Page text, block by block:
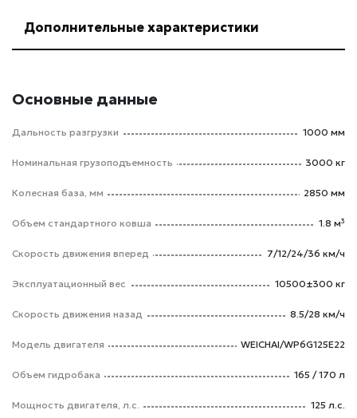
Дополнительные характеристики
Основные данные
Дальность разгрузки 1000 мм
Номинальная грузоподъемность 3000 кг
Колесная база, мм 2850 мм
Объем стандартного ковша 1.8 м³
Скорость движения вперед 7/12/24/36 км/ч
Эксплуатационный вес 10500±300 кг
Скорость движения назад 8.5/28 км/ч
Модель двигателя WEICHAI/WP6G125E22
Объем гидробака 165 / 170 л
Мощность двигателя, л.с. 125 л.с.